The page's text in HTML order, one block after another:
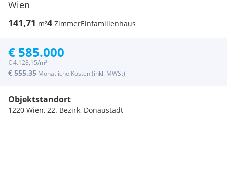
Wien
141,71 m²4 ZimmerEinfamilienhaus
€ 585.000
€ 4.128,15/m²
€ 555,35 Monatliche Kosten (inkl. MWSt)
Objektstandort
1220 Wien, 22. Bezirk, Donaustadt